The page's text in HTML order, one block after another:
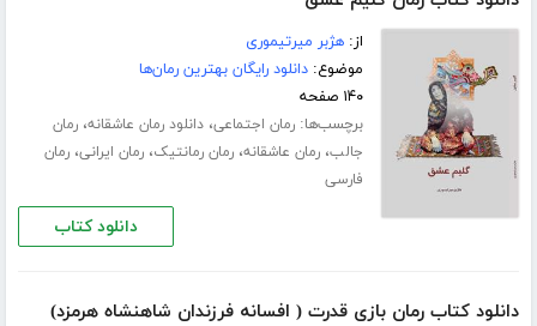
از:هژبر میرتیموری
موضوع:دانلود رایگان بهترین رمان‌ها
۱۴۰ صفحه
برچسب‌ها:رمان اجتماعی،دانلود رمان عاشقانه،رمان
جالب،رمان عاشقانه،رمان رمانتیک،رمان ایرانی،رمان
فارسی
دانلود کتاب
دانلود کتاب رمان بازی قدرت ( افسانه فرزندان شاهنشاه هرمزد)